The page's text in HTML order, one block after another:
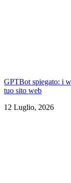
GPTBot spiegato: i
tuo sito web
12 Luglio, 2026